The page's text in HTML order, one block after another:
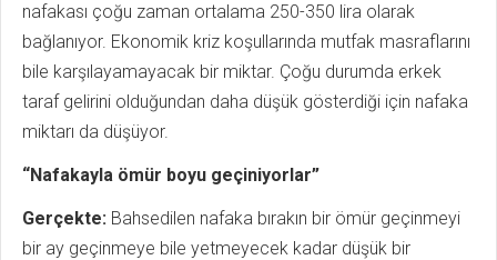
nafakası çoğu zaman ortalama 250-350 lira olarak
bağlanı­yor. Ekonomik kriz koşullarında mutfak masraflarını
bile karşılayamayacak bir miktar. Çoğu durumda erkek
taraf gelirini olduğundan daha düşük gösterdiği için nafaka
miktarı da düşüyor.
“Nafakayla ömür boyu geçiniyorlar”
Gerçekte: Bahsedilen nafaka bırakın bir ömür geçinmeyi
bir ay geçinmeye bile yetmeyecek kadar düşük bir